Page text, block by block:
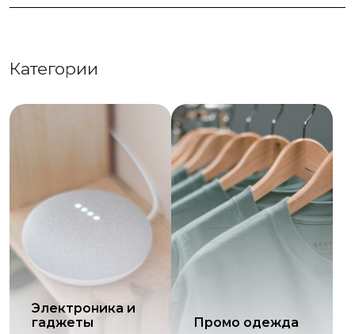
Категории
Электроника и
гаджеты
Промо одежда